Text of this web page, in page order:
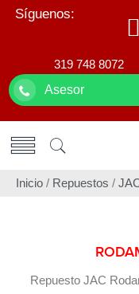
Síguenos:
319 748 8072
Asesor
Inicio / Repuestos /
Repuesto JAC